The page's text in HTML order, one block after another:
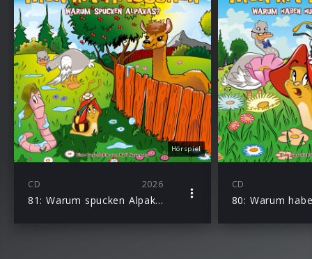
Hörspiel
CD 2026
81: Warum spucken Alpakas?
CD